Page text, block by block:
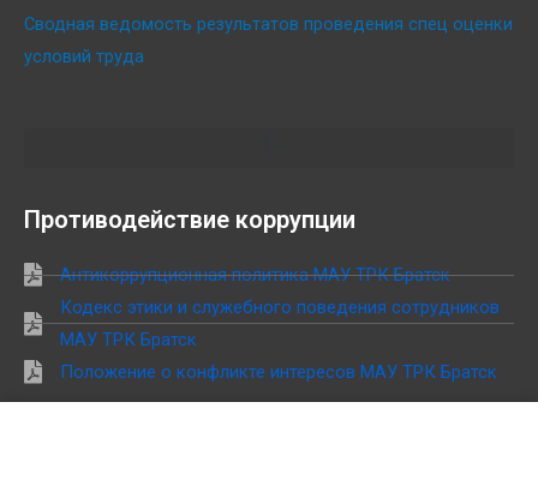
Сводная ведомость результатов проведения спец оценки
условий труда
Противодействие коррупции
Антикоррупционная политика МАУ ТРК Братск
Кодекс этики и служебного поведения сотрудников
МАУ ТРК Братск
Положение о конфликте интересов МАУ ТРК Братск